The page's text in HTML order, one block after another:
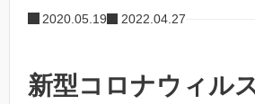
2020.05.19 2022.04.27
新型コロナウィル